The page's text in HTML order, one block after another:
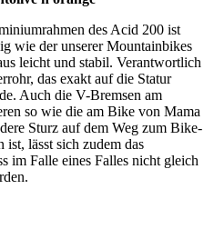
des Acid 200 ist
wie der unserer Mountainbikes
leicht und stabil. Verantwortlich
das exakt auf die Statur
Auch die V-Bremsen am
so wie die am Bike von Mama
Sturz auf dem Weg zum Bike-
lässt sich zudem das
im Falle eines Falles nicht gleich